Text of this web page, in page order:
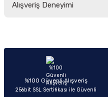
yetersiz gördüğünüz noktaları
Ürün açıklamasında eksik
Ürün bilgilerinde hatalar
Ürün fiyatı diğer sitelerden daha
Alışveriş Deneyimi
Sitemize ilk
%100 Güvenli Alışveriş
256bit SSL Sertifikası ile Güvenli